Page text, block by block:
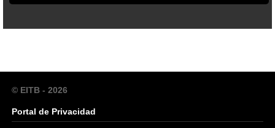
© EITB - 2026
Portal de Privacidad